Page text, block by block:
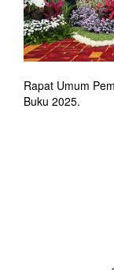
Rapat Umum
Buku 2025.